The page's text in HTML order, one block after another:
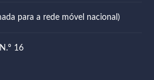
para a rede móvel nacional)
16